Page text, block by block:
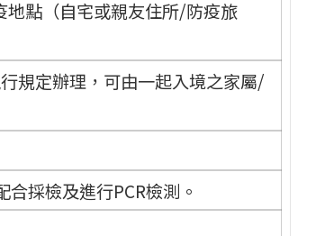
點（自宅或親友住所/防疫旅
規定辦理，可由一起入境之家屬/
採檢及進行PCR檢測。